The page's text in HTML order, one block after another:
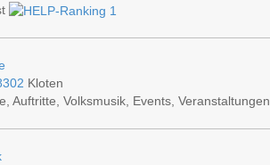
Kloten
Auftritte, Volksmusik, Events, Veranstaltungen